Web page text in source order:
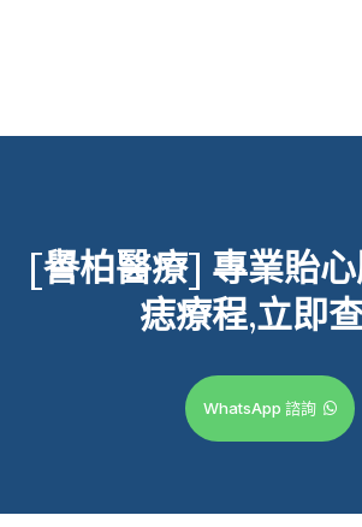
[譽柏醫療] 專業貽
痣療程,立即
WhatsApp 諮詢